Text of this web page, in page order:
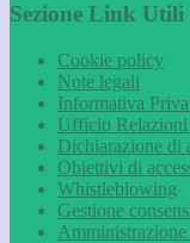
Sezione Link Utili
Cookie policy
Note legali
Informativa
Ufficio
Dichiarazione di
Obiettivi di
Whistleblowing
Gestione
Amministrazione